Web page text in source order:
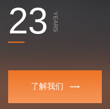
23
了解我们